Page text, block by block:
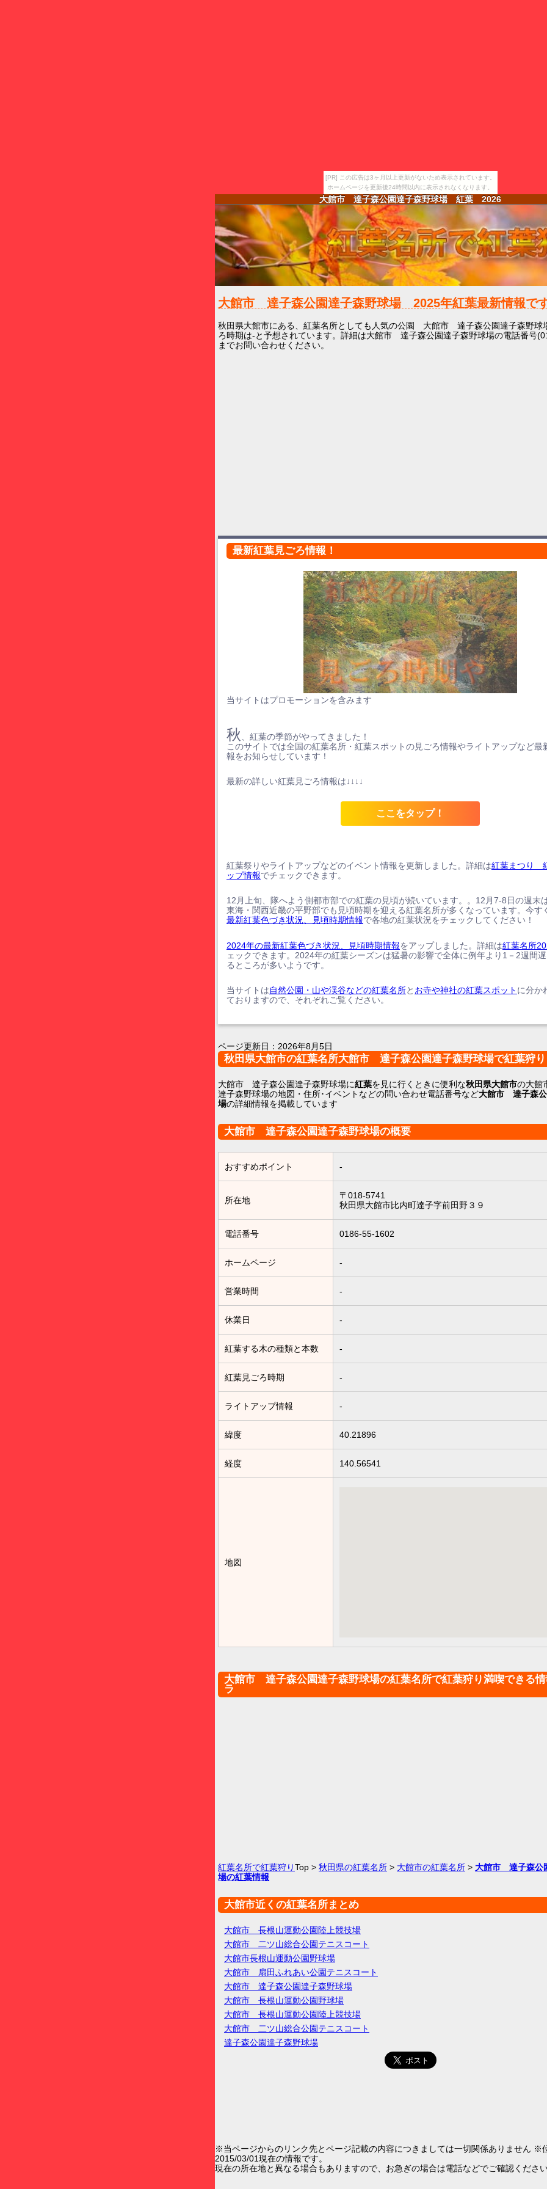
[PR] この広告は3ヶ月以上更新がないため表示されています。
ホームページを更新後24時間以内に表示されなくなります。
大館市 達子森公園達子森野球場 紅葉 2026
大館市 達子森公園達子森野球場 2025年紅葉最新情報で
秋田県大館市にある、紅葉名所としても人気の公園 大館市 達子森公園達子森野球
ろ時期は-と予想されています。詳細は大館市 達子森公園達子森野球場の電話番号
までお問い合わせください。
最新紅葉見ごろ情報！
当サイトはプロモーションを含みます
秋
、紅葉の季節がやってきました！
このサイトでは全国の紅葉名所・紅葉スポットの見ごろ情報やライトアップなど最
報をお知らせしています！
最新の詳しい紅葉見ごろ情報は↓↓↓↓
ここをタップ！
紅葉祭りやライトアップなどのイベント情報を更新しました。詳細は紅葉まつり
ップ情報でチェックできます。
12月上旬、隊へよう側都市部での紅葉の見頃が続いています。。12月7-8日の週末
東海・関西近畿の平野部でも見頃時期を迎える紅葉名所が多くなっています。今す
最新紅葉色づき状況、見頃時期情報で各地の紅葉状況をチェックしてください！
2024年の最新紅葉色づき状況、見頃時期情報をアップしました。詳細は紅葉名所
ェックできます。2024年の紅葉シーズンは猛暑の影響で全体に例年より1－2週間
るところが多いようです。
当サイトは自然公園・山や渓谷などの紅葉名所と お寺や神社の紅葉スポット に分か
ておりますので、それぞれご覧ください。
ページ更新日： 2026年8月5日
秋田県大館市の紅葉名所大館市 達子森公園達子森野球場で紅葉狩り
大館市 達子森公園達子森野球場に紅葉を見に行くときに便利な秋田県大館市の大館
達子森野球場の地図・住所･イベントなどの問い合わせ電話番号など大館市 達子森
場の詳細情報を掲載しています
大館市 達子森公園達子森野球場の概要
おすすめポイント -
所在地
〒018-5741
秋田県大館市比内町達子字前田野３９
電話番号 0186-55-1602
ホームページ -
営業時間 -
休業日 -
紅葉する木の種類と本数 -
紅葉見ごろ時期 -
ライトアップ情報 -
緯度 40.21896
経度 140.56541
地図
大館市 達子森公園達子森野球場の紅葉名所で紅葉狩り満喫できる
ラ
紅葉名所で紅葉狩りTop > 秋田県の紅葉名所 > 大館市の紅葉名所 > 大館市 達子森公
場の紅葉情報
大館市近くの紅葉名所まとめ
大館市 長根山運動公園陸上競技場
大館市 二ツ山総合公園テニスコート
大館市長根山運動公園野球場
大館市 扇田ふれあい公園テニスコート
大館市 達子森公園達子森野球場
大館市 長根山運動公園野球場
大館市 長根山運動公園陸上競技場
大館市 二ツ山総合公園テニスコート
達子森公園達子森野球場
※当ページからのリンク先とページ記載の内容につきましては一切関係ありません ※
2015/03/01現在の情報です。
現在の所在地と異なる場合もありますので、お急ぎの場合は電話などでご確認ください